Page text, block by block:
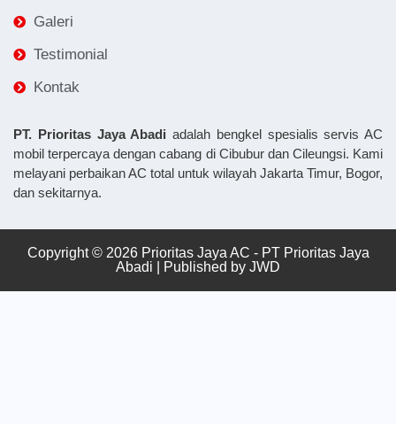
Galeri
Testimonial
Kontak
PT. Prioritas Jaya Abadi adalah bengkel spesialis servis AC
mobil terpercaya dengan cabang di Cibubur dan Cileungsi. Kami
melayani perbaikan AC total untuk wilayah Jakarta Timur, Bogor,
dan sekitarnya.
Copyright © 2026 Prioritas Jaya AC - PT Prioritas Jaya
Abadi | Published by JWD